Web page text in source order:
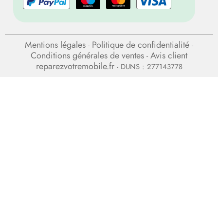
Mentions légales - Politique de confidentialité -
Conditions générales de ventes - Avis client
reparezvotremobile.fr- DUNS : 277143778